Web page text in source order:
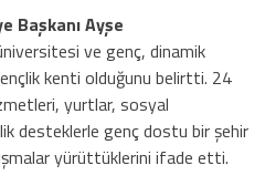
Başkanı Ayşe
ve genç, dinamik
kenti olduğunu belirtti. 24
yurtlar, sosyal
desteklerle genç dostu bir şehir
yürüttüklerini ifade etti.